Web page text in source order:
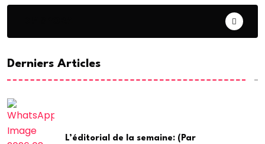
Derniers Articles
L’éditorial de la semaine: (Par